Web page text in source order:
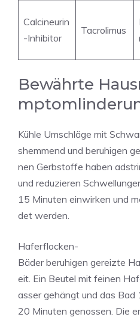
Calcineurin
-Inhibitor
Tacrolimus
Bewährte
Kühle Umschläge mit
shemmend und beruhigen
nen Gerbstoffe haben
und reduzieren
15 Minuten einwirken und
det werden.
Haferflocken-
Bäder beruhigen gereizte
eit. Ein Beutel mit feinen
asser gehängt und das Bad
20 Minuten genossen. Die